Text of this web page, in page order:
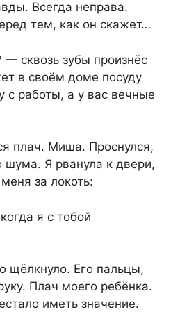
Всегда неправа.
тем, как он скажет…
сквозь зубы произнёс
в своём доме посуду
с работы, а у вас вечные
плач. Миша. Проснулся,
шума. Я рванула к двери,
за локоть:
я с тобой
щёлкнуло. Его пальцы,
Плач моего ребёнка.
иметь значение.